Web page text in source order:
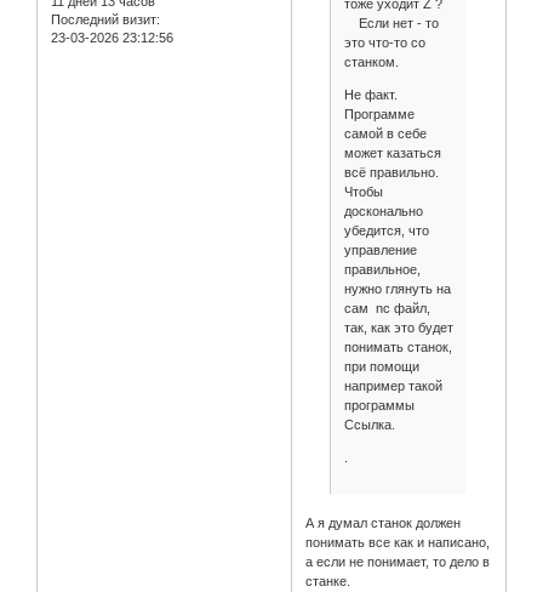
Последний визит:
23-03-2026 23:12:56
тоже уходит Z ?
Если нет - то
это что-то со
станком.
Не факт.
Программе
самой в себе
может казаться
всё правильно.
Чтобы
досконально
убедится, что
управление
правильное,
нужно глянуть на
сам nc файл,
так, как это будет
понимать станок,
при помощи
например такой
программы
Ссылка.
А я думал станок должен
понимать все как и написано,
а если не понимает, то дело в
станке.